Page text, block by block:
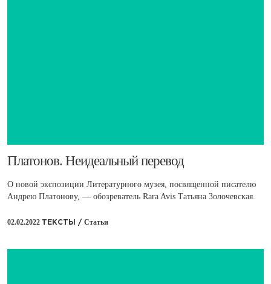
​Платонов. Неидеальный перевод
О новой экспозиции Литературного музея, посвященной писателю
Андрею Платонову, — обозреватель Rara Avis Татьяна Золочевская.
02.02.2022 ТЕКСТЫ / Статьи